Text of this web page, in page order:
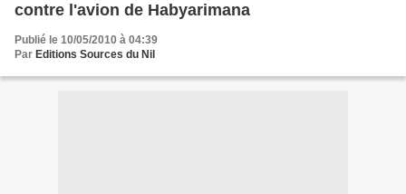
contre l'avion de Habyarimana
Publié le 10/05/2010 à 04:39
Par Editions Sources du Nil